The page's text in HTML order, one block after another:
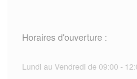
Horaires d'ouverture :
Lundi au Vendredi de 09:00 -